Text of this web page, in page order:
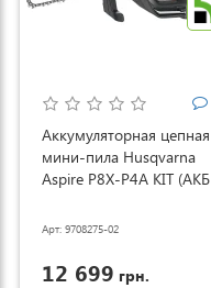
Аккумуляторная цепная
мини-пила Husqvarna
Aspire P8X-P4A KIT (АКБ
Арт: 9708275-02
12 699 грн.